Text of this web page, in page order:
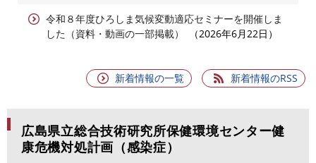
令和８年度ひろしま気候変動適応セミナーを開催しま
した（資料・動画の一部掲載）
2026年6月22日
新着情報の一覧 新着情報のRSS
広島県立総合技術研究所保健環境センター健
康危機対処計画（感染症）